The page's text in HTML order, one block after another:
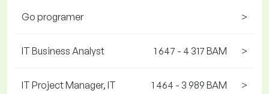
Go programer >
IT Business Analyst 1 647 - 4 317 BAM >
IT Project Manager, IT
1 464 - 3 989 BAM >